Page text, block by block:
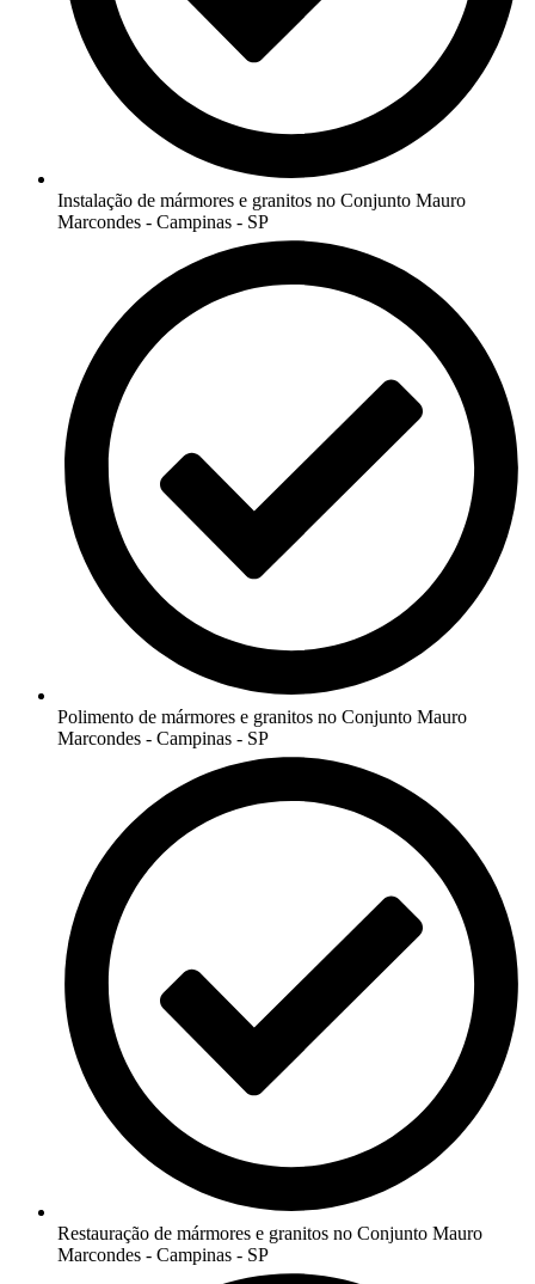
Instalação de mármores e granitos no Conjunto Mauro
Marcondes - Campinas - SP
Polimento de mármores e granitos no Conjunto Mauro
Marcondes - Campinas - SP
Restauração de mármores e granitos no Conjunto Mauro
Marcondes - Campinas - SP